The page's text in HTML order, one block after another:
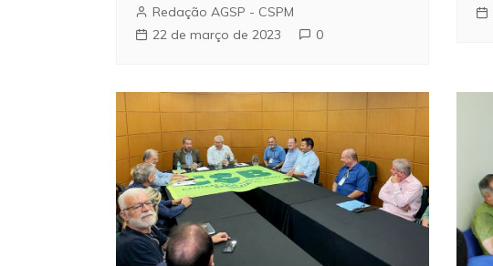
Redação AGSP - CSPM
22 de março de 2023
0